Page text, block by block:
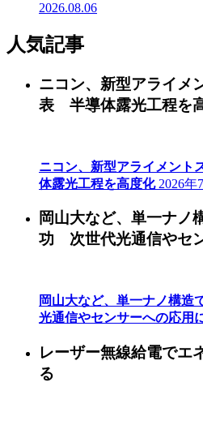
2026.08.06
人気記事
ニコン、新型アライメ
表 半導体露光工程を
ニコン、新型アライメン
体露光工程を高度化 2026年
岡山大など、単一ナノ
功 次世代光通信やセ
岡山大など、単一ナノ構
光通信やセンサーへの応用
レーザー無線給電でエ
る